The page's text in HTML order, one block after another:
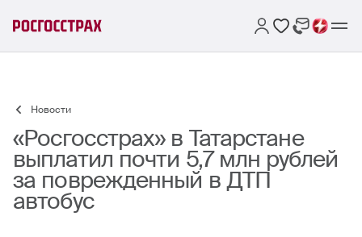
Новости
«Росгосстрах» в Татарстане
выплатил почти 5,7 млн рублей
за поврежденный в ДТП
автобус